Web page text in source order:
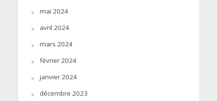
mai 2024
avril 2024
mars 2024
février 2024
janvier 2024
décembre 2023